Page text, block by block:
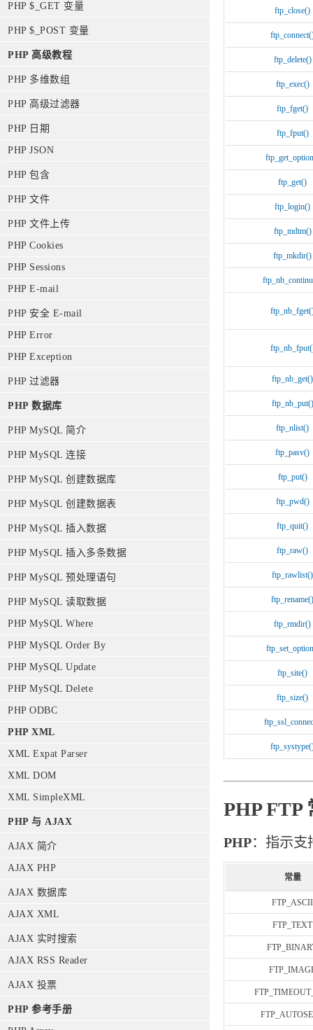
PHP $_GET 变量
PHP $_POST 变量
PHP 高级教程
PHP 多维数组
PHP 高级过滤器
PHP 日期
PHP JSON
PHP 包含
PHP 文件
PHP 文件上传
PHP Cookies
PHP Sessions
PHP E-mail
PHP 安全 E-mail
PHP Error
PHP Exception
PHP 过滤器
PHP 数据库
PHP MySQL 简介
PHP MySQL 连接
PHP MySQL 创建数据库
PHP MySQL 创建数据表
PHP MySQL 插入数据
PHP MySQL 插入多条数据
PHP MySQL 预处理语句
PHP MySQL 读取数据
PHP MySQL Where
PHP MySQL Order By
PHP MySQL Update
PHP MySQL Delete
PHP ODBC
PHP XML
XML Expat Parser
XML DOM
XML SimpleXML
PHP 与 AJAX
AJAX 简介
AJAX PHP
AJAX 数据库
AJAX XML
AJAX 实时搜索
AJAX RSS Reader
AJAX 投票
PHP 参考手册
ftp_close()
ftp_delete()
ftp_exec()
ftp_fget()
ftp_fput()
ftp_get()
ftp_login()
ftp_mdtm()
ftp_mkdir()
ftp_nb_get()
ftp_nb_put()
ftp_nlist()
ftp_pasv()
ftp_put()
ftp_pwd()
ftp_quit()
ftp_raw()
ftp_rawlist()
ftp_rename()
ftp_rmdir()
ftp_site()
ftp_size()
PHP FTP
PHP：指示支
常量
FTP_ASCII
FTP_TEXT